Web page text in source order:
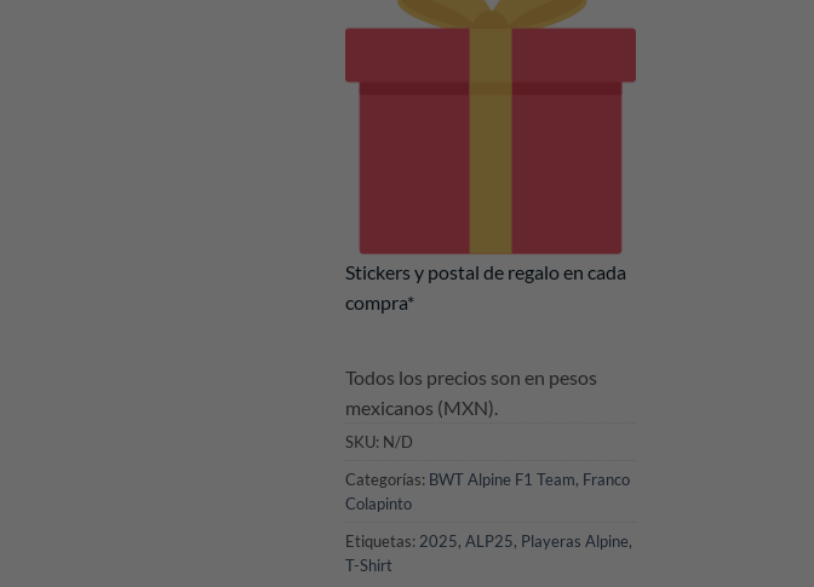
Stickers y postal de regalo en cada
compra*
Todos los precios son en pesos
mexicanos (MXN).
SKU: N/D
Categorías: BWT Alpine F1 Team, Franco
Colapinto
Etiquetas: 2025, ALP25, Playeras Alpine,
T-Shirt